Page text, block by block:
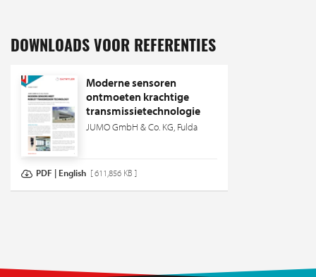
DOWNLOADS VOOR REFERENTIES
Moderne sensoren
ontmoeten krachtige
transmissietechnologie
JUMO GmbH & Co. KG, Fulda
PDF | English [ 611,856 KB ]